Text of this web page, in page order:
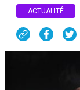
ACTUALITÉ